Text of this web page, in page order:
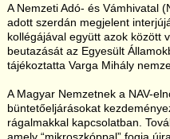
A Nemzeti Adó- és Vámhivatal
adott szerdán megjelent
kollégájával együtt azok között
beutazását az Egyesült
tájékoztatta Varga Mihály
A Magyar Nemzetnek a NAV-
büntetőeljárásokat
rágalmakkal kapcsolatban.